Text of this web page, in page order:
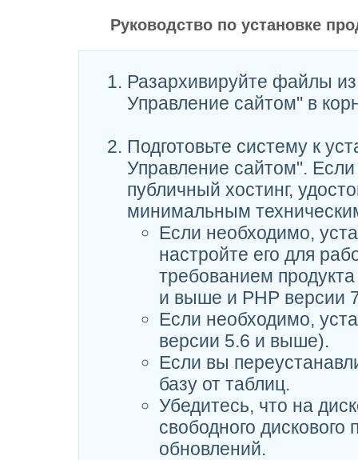
Руководство по установке
Разархивируйте файлы
Управление сайтом" в
Подготовьте систему к
Управление сайтом".
публичный хостинг,
минимальным
Если необходимо,
настройте его для
требованием
и выше и PHP версии
Если необходимо,
версии 5.6 и выше).
Если вы
базу от таблиц.
Убедитесь, что на
свободного
обновлений.